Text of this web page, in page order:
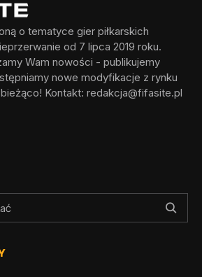
o tematyce gier piłkarskich
od 7 lipca 2019 roku.
Wam nowości - publikujemy
nowe modyfikacje z rynku
Kontakt: redakcja@fifasite.pl